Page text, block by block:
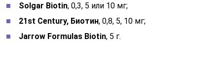
Solgar Biotin, 0,3, 5 или 10 мг;
21st Century, Биотин, 0,8, 5, 10 мг;
Jarrow Formulas Biotin, 5 г.